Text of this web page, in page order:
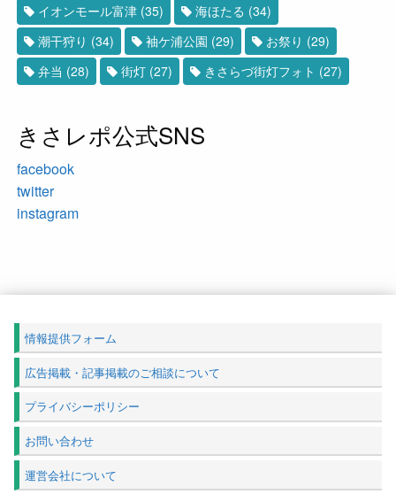
イオンモール富津 (35) 海ほたる (34)
潮干狩り (34) 袖ケ浦公園 (29) お祭り (29)
弁当 (28) 街灯 (27) きさらづ街灯フォト (27)
きさレポ公式SNS
facebook
twitter
instagram
情報提供フォーム
広告掲載・記事掲載のご相談について
プライバシーポリシー
お問い合わせ
運営会社について